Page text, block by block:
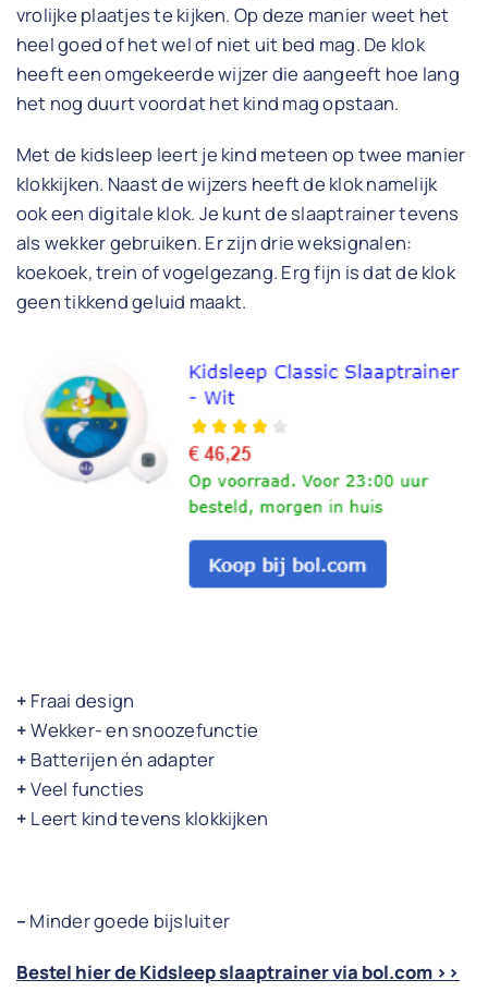
vrolijke plaatjes te kijken. Op deze manier weet het
heel goed of het wel of niet uit bed mag. De klok
heeft een omgekeerde wijzer die aangeeft hoe lang
het nog duurt voordat het kind mag opstaan.
Met de kidsleep leert je kind meteen op twee manier
klokkijken. Naast de wijzers heeft de klok namelijk
ook een digitale klok. Je kunt de slaaptrainer tevens
als wekker gebruiken. Er zijn drie weksignalen:
koekoek, trein of vogelgezang. Erg fijn is dat de klok
geen tikkend geluid maakt.
+ Fraai design
+Wekker- en snoozefunctie
+ Batterijen én adapter
+Veel functies
+ Leert kind tevens klokkijken
– Minder goede bijsluiter
Bestel hier de Kidsleep slaaptrainer via bol.com >>